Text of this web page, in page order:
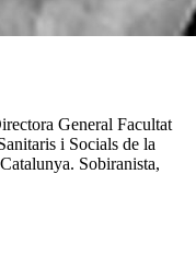
General Facultat
i Socials de la
Sobiranista,